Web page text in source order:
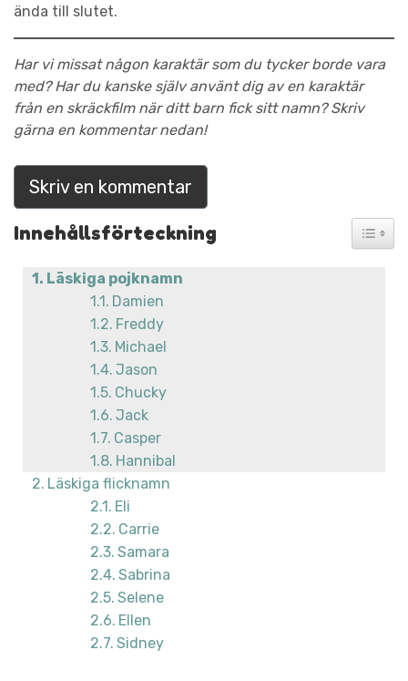
ända till slutet.
Har vi missat någon karaktär som du tycker borde vara
med? Har du kanske själv använt dig av en karaktär
från en skräckfilm när ditt barn fick sitt namn? Skriv
gärna en kommentar nedan!
Skriv en kommentar
Innehållsförteckning
Läskiga pojknamn
Damien
Freddy
Michael
Jason
Chucky
Jack
Casper
Hannibal
Läskiga flicknamn
Eli
Carrie
Samara
Sabrina
Selene
Ellen
Sidney